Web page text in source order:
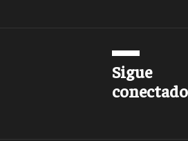
Sigue
conectado